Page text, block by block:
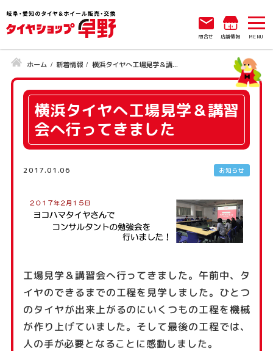
問合せ 店舗情報
ホーム 新着情報 横浜タイヤへ工場見学＆講...
横浜タイヤへ工場見学＆講習
会へ行ってきました
2017.01.06 お知らせ
工場見学＆講習会へ行ってきました。午前中、タ
イヤのできるまでの工程を見学しました。ひとつ
のタイヤが出来上がるのにいくつもの工程を機械
が作り上げていました。そして最後の工程では、
人の手が必要となることに感動しました。